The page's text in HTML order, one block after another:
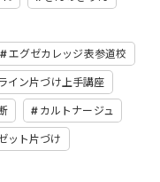
エグゼカレッジ表参道校
イン片づけ上手講座
カルトナージュ
ット片づけ